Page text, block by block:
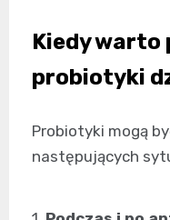
Kiedy warto
probiotyki
Probiotyki mogą
następujących